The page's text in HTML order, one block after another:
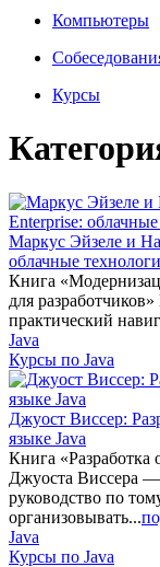
Компьютеры
Курсы
Маркус Эйзеле и
облачные
Книга
для
практический
Java
Курсы по Java
Джуост Виссер:
языке Java
Книга «Разработка
Джуоста Виссера —
руководство по
организовывать...
Java
Курсы по Java